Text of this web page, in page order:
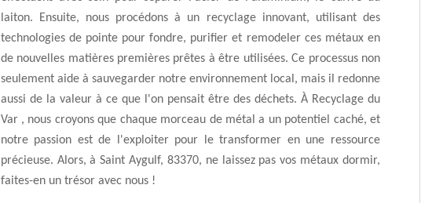
laiton. Ensuite, nous procédons à un recyclage innovant, utilisant des
technologies de pointe pour fondre, purifier et remodeler ces métaux en
de nouvelles matières premières prêtes à être utilisées. Ce processus non
seulement aide à sauvegarder notre environnement local, mais il redonne
aussi de la valeur à ce que l'on pensait être des déchets. À Recyclage du
Var , nous croyons que chaque morceau de métal a un potentiel caché, et
notre passion est de l'exploiter pour le transformer en une ressource
précieuse. Alors, à Saint Aygulf, 83370, ne laissez pas vos métaux dormir,
faites-en un trésor avec nous !